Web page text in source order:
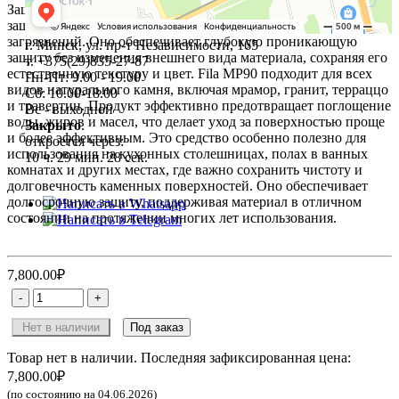
г. Минск, ул. пр-т Независимости, 165
т. +375(29)835-27-87
Пн-Пт: 9.00 - 19.00
Сб: 10.00-18.00
Вс - выходной
Закрыто.
откроется через:
10 ч. 29 мин. 26 сек.
+7(495)227-03-82
Защитное средство Fila MP90 разработано специально для
защиты натуральных каменных поверхностей от пятен и
загрязнений. Оно обеспечивает глубокую проникающую
защиту без изменения внешнего вида материала, сохраняя его
естественную текстуру и цвет. Fila MP90 подходит для всех
видов натурального камня, включая мрамор, гранит, терраццо
и травертин. Продукт эффективно предотвращает поглощение
воды, жиров и масел, что делает уход за поверхностью проще
и более эффективным. Это средство особенно полезно для
использования на кухонных столешницах, полах в ванных
комнатах и других местах, где важно сохранить чистоту и
долговечность каменных поверхностей. Оно обеспечивает
долгосрочную защиту, поддерживая материал в отличном
состоянии на протяжении многих лет использования.
7,800.00₽
Нет в наличии Под заказ
Товар нет в наличии. Последняя зафиксированная цена:
7,800.00₽
(по состоянию на 04.06.2026)